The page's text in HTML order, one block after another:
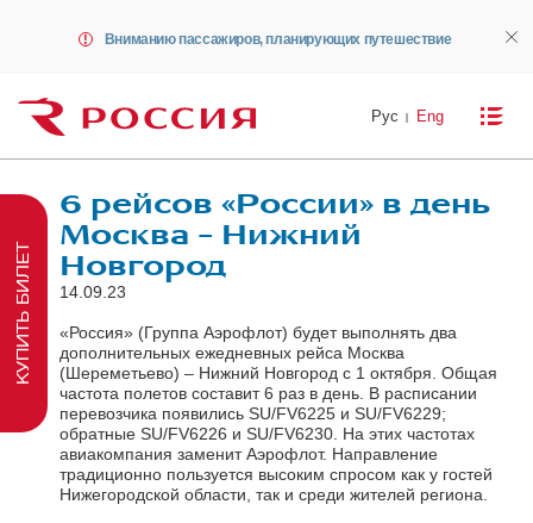
Вниманию пассажиров, планирующих путешествие
Рус Eng
6 рейсов «России» в день
Москва – Нижний
Новгород
14.09.23
«Россия» (Группа Аэрофлот) будет выполнять два
дополнительных ежедневных рейса Москва
(Шереметьево) – Нижний Новгород с 1 октября. Общая
частота полетов составит 6 раз в день. В расписании
перевозчика появились SU/FV6225 и SU/FV6229;
обратные SU/FV6226 и SU/FV6230. На этих частотах
авиакомпания заменит Аэрофлот. Направление
традиционно пользуется высоким спросом как у гостей
Нижегородской области, так и среди жителей региона.
КУПИТЬ БИЛЕТ